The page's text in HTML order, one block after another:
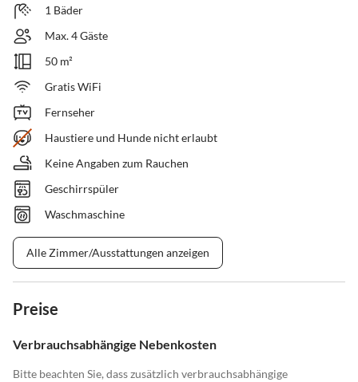
1 Bäder
Max. 4 Gäste
50 m²
Gratis WiFi
Fernseher
Haustiere und Hunde nicht erlaubt
Keine Angaben zum Rauchen
Geschirrspüler
Waschmaschine
Alle Zimmer/Ausstattungen anzeigen
Preise
Verbrauchsabhängige Nebenkosten
Bitte beachten Sie, dass zusätzlich verbrauchsabhängige